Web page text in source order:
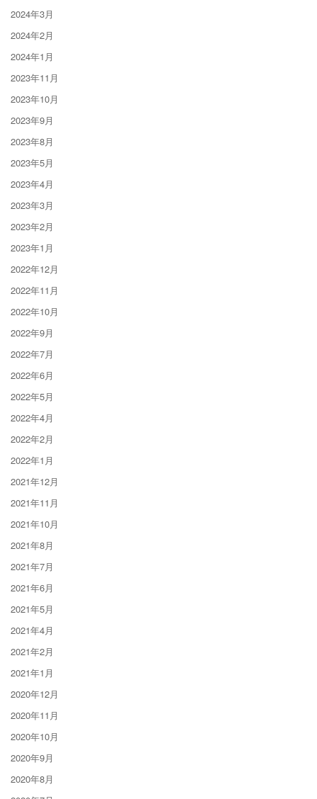
2024年3月
2024年2月
2024年1月
2023年11月
2023年10月
2023年9月
2023年8月
2023年5月
2023年4月
2023年3月
2023年2月
2023年1月
2022年12月
2022年11月
2022年10月
2022年9月
2022年7月
2022年6月
2022年5月
2022年4月
2022年2月
2022年1月
2021年12月
2021年11月
2021年10月
2021年8月
2021年7月
2021年6月
2021年5月
2021年4月
2021年2月
2021年1月
2020年12月
2020年11月
2020年10月
2020年9月
2020年8月